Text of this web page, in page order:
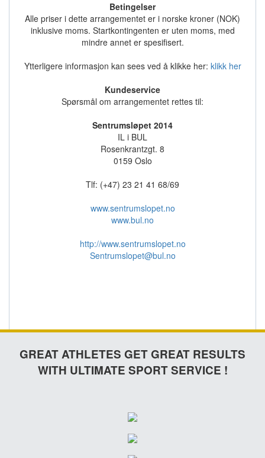
Betingelser
Alle priser i dette arrangementet er i norske kroner (NOK)
inklusive moms. Startkontingenten er uten moms, med
mindre annet er spesifisert.
Ytterligere informasjon kan sees ved å klikke her: klikk her
Kundeservice
Spørsmål om arrangementet rettes til:
Sentrumsløpet 2014
IL i BUL
Rosenkrantzgt. 8
0159 Oslo
Tlf: (+47) 23 21 41 68/69
www.sentrumslopet.no
www.bul.no
http://www.sentrumslopet.no
Sentrumslopet@bul.no
GREAT ATHLETES GET GREAT RESULTS
WITH ULTIMATE SPORT SERVICE !